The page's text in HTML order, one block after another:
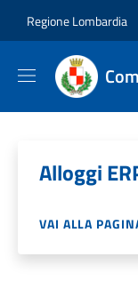
Regione Lombardia
Alloggi
VAI ALLA